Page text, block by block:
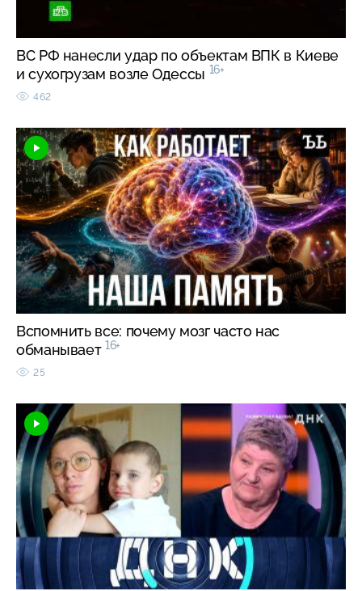
ВС РФ нанесли удар по объектам ВПК в Киеве
и сухогрузам возле Одессы 16+
462
Вспомнить все: почему мозг часто нас
обманывает 16+
25